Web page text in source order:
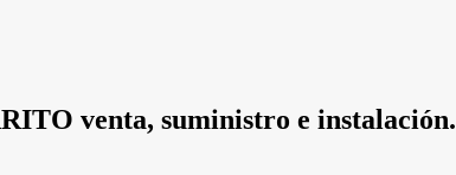
venta, suministro e instalación.